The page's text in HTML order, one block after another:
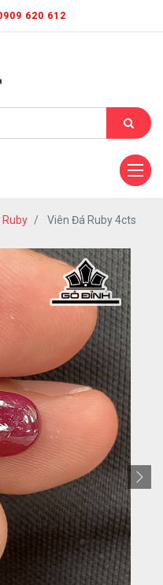
620 612
Viên Đá Ruby 4cts